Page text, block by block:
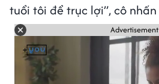
tuổi tôi để trục lợi”, cô
Advertisement